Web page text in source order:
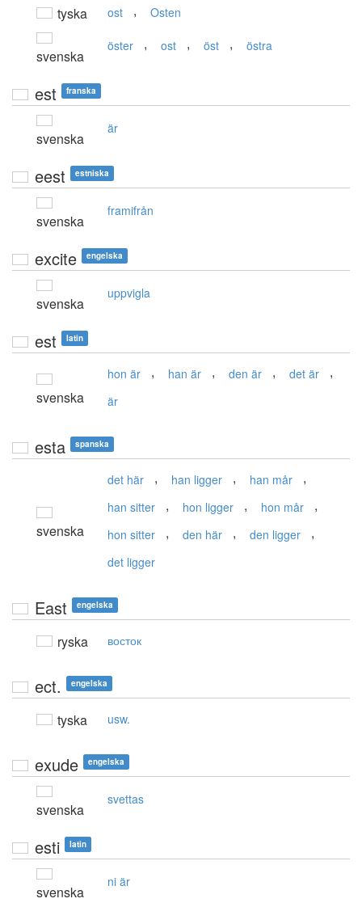
tyska ost , Osten
svenska
öster , ost , öst , östra
est franska
svenska
är
eest estniska
svenska
framifrån
excite engelska
svenska
uppvigla
est latin
svenska
hon är , han är , den är , det är ,
är
esta spanska
svenska
det här , han ligger , han mår ,
han sitter , hon ligger , hon mår ,
hon sitter , den här , den ligger ,
det ligger
East engelska
ryska восток
ect. engelska
tyska usw.
exude engelska
svenska
svettas
esti latin
svenska
ni är